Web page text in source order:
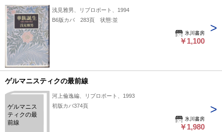
浅見雅男、リブロポート、1994
B6版カバ 283頁 状態:並
氷川書房
￥1,100
ゲルマニスティクの最前線
ゲルマニス
ティクの最
前線
河上倫逸編、リブロポート、1993
初版カバ374頁
氷川書房
￥1,980